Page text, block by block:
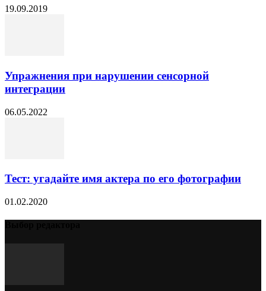
19.09.2019
Упражнения при нарушении сенсорной
интеграции
06.05.2022
Тест: угадайте имя актера по его фотографии
01.02.2020